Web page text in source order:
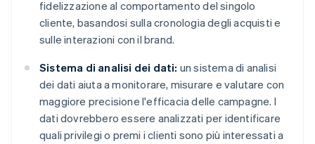
fidelizzazione al comportamento del singolo
cliente, basandosi sulla cronologia degli acquisti e
sulle interazioni con il brand.
Sistema di analisi dei dati: un sistema di analisi
dei dati aiuta a monitorare, misurare e valutare con
maggiore precisione l'efficacia delle campagne. I
dati dovrebbero essere analizzati per identificare
quali privilegi o premi i clienti sono più interessati a